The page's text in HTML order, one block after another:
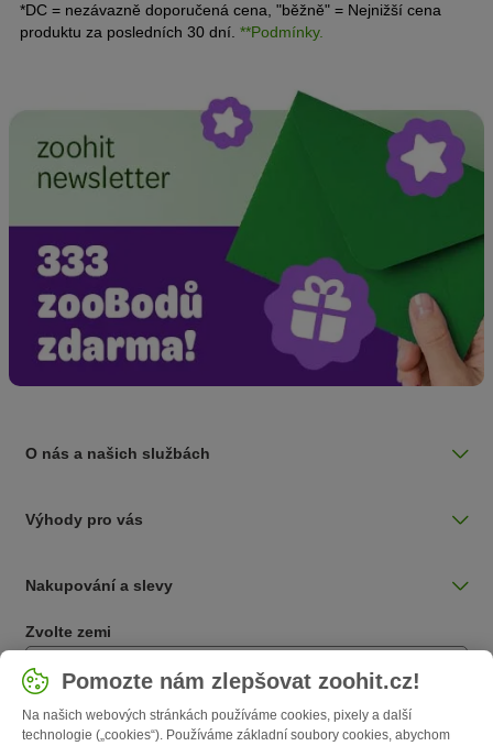
*DC = nezávazně doporučená cena, "běžně" = Nejnižší cena
produktu za posledních 30 dní. **Podmínky.
O nás a našich službách
Výhody pro vás
Nakupování a slevy
Zvolte zemi
Česká / CZ
Follow zooplus
Pomozte nám zlepšovat zoohit.cz!
Na našich webových stránkách používáme cookies, pixely a další
technologie („cookies“). Používáme základní soubory cookies, abychom